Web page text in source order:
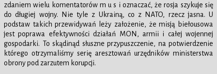
zdaniem wielu komentatorów m u s i oznaczać, że rosja szykuje się
do długiej wojny. Nie tyle z Ukrainą, co z NATO, rzecz jasna. U
podstaw takich przewidywań leży założenie, że misją biełousowa
jest poprawa efektywności działań MON, armii i całej wojennej
gospodarki. To skądinąd słuszne przypuszczenie, na potwierdzenie
którego otrzymaliśmy serię aresztowań urzędników ministerstwa
obrony pod zarzutem korupcji.